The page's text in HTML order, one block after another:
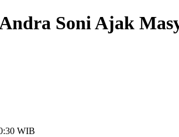
Soni Ajak
WIB